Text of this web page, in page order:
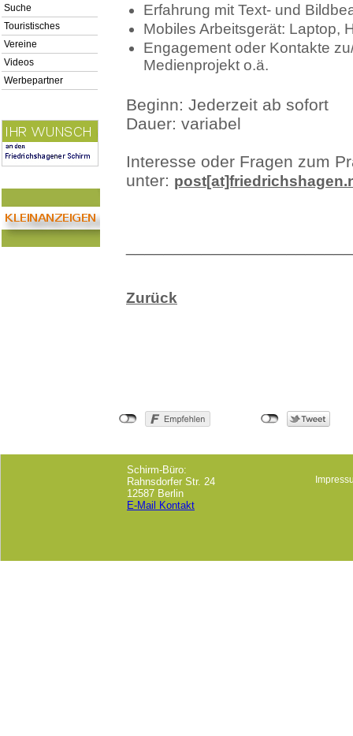
Suche
Touristisches
Vereine
Videos
Werbepartner
Erfahrung mit Text- und
Mobiles Arbeitsgerät: Laptop,
Engagement oder Kontakte
Medienprojekt o.ä.
Beginn: Jederzeit ab sofort
Dauer: variabel
Interesse oder Fragen zum
unter:
Zurück
Schirm-Büro:
Rahnsdorfer Str. 24
12587 Berlin
E-Mail Kontakt